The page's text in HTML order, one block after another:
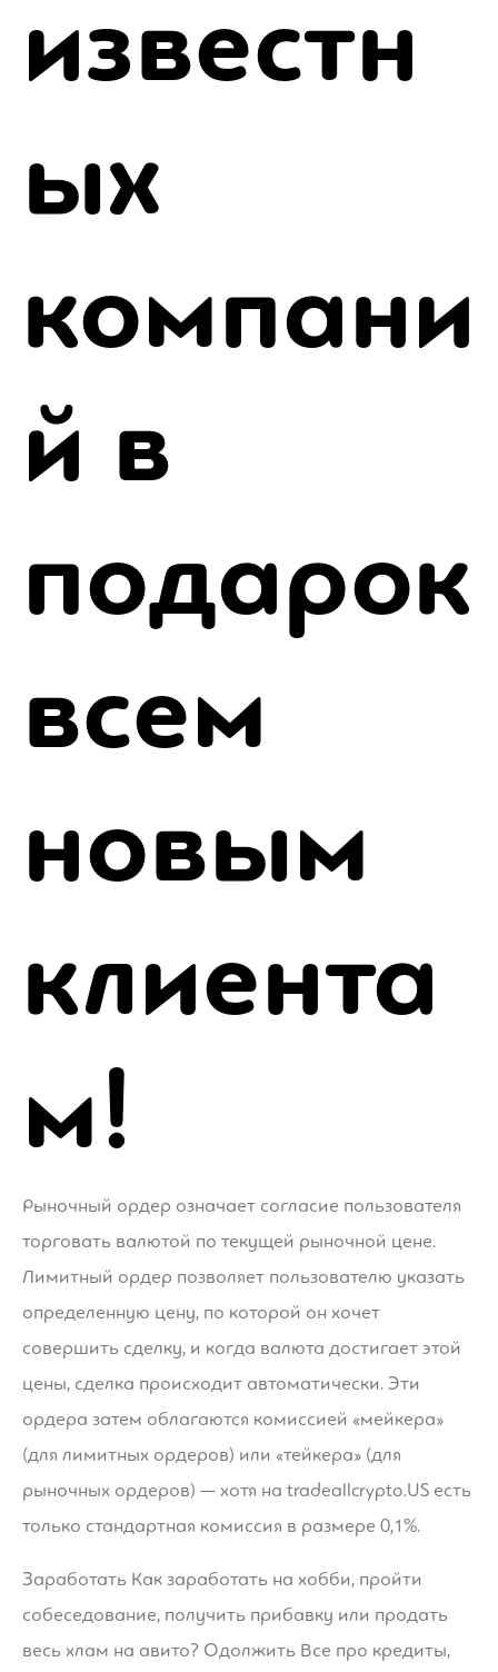
известн
ых
компани
й в
подарок
всем
новым
клиента
м!
Рыночный ордер означает согласие пользователя
торговать валютой по текущей рыночной цене.
Лимитный ордер позволяет пользователю указать
определенную цену, по которой он хочет
совершить сделку, и когда валюта достигает этой
цены, сделка происходит автоматически. Эти
ордера затем облагаются комиссией «мейкера»
(для лимитных ордеров) или «тейкера» (для
рыночных ордеров) — хотя на tradeallcrypto.US есть
только стандартная комиссия в размере 0,1%.
Заработать Как заработать на хобби, пройти
собеседование, получить прибавку или продать
весь хлам на авито? Одолжить Все про кредиты,